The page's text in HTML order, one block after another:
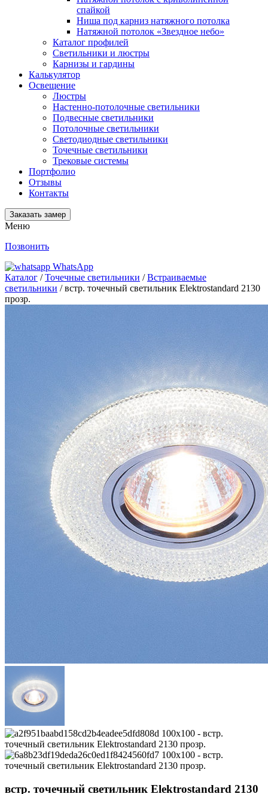
спайкой
Ниша под карниз натяжного потолка
Натяжной потолок «Звездное небо»
Каталог профилей
Светильники и люстры
Карнизы и гардины
Калькулятор
Освещение
Люстры
Настенно-потолочные светильники
Подвесные светильники
Потолочные светильники
Светодиодные светильники
Точечные светильники
Трековые системы
Портфолио
Отзывы
Контакты
Заказать замер
Меню
Позвонить
WhatsApp
Каталог /Точечные светильники /Встраиваемые
светильники / встр. точечный светильник Elektrostandard 2130
прозр.
встр. точечный светильник Elektrostandard 2130